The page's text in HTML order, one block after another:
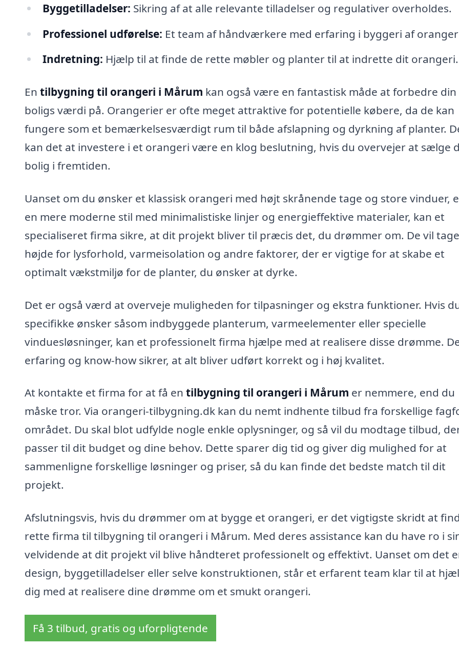
Byggetilladelser: Sikring af at alle relevante tilladelser og regulativer overholdes.
Professionel udførelse: Et team af håndværkere med erfaring i byggeri af
Indretning: Hjælp til at finde de rette møbler og planter til at indrette dit orangeri.
En tilbygning til orangeri i Mårum kan også være en fantastisk måde at forbedre din
boligs værdi på. Orangerier er ofte meget attraktive for potentielle købere, da de kan
fungere som et bemærkelsesværdigt rum til både afslapning og dyrkning af planter.
kan det at investere i et orangeri være en klog beslutning, hvis du overvejer at sælge
bolig i fremtiden.
Uanset om du ønsker et klassisk orangeri med højt skrånende tage og store vinduer,
en mere moderne stil med minimalistiske linjer og energieffektive materialer, kan et
specialiseret firma sikre, at dit projekt bliver til præcis det, du drømmer om. De vil tage
højde for lysforhold, varmeisolation og andre faktorer, der er vigtige for at skabe et
optimalt vækstmiljø for de planter, du ønsker at dyrke.
Det er også værd at overveje muligheden for tilpasninger og ekstra funktioner. Hvis
specifikke ønsker såsom indbyggede planterum, varmeelementer eller specielle
vinduesløsninger, kan et professionelt firma hjælpe med at realisere disse drømme.
erfaring og know-how sikrer, at alt bliver udført korrekt og i høj kvalitet.
At kontakte et firma for at få en tilbygning til orangeri i Mårum er nemmere, end du
måske tror. Via orangeri-tilbygning.dk kan du nemt indhente tilbud fra forskellige
området. Du skal blot udfylde nogle enkle oplysninger, og så vil du modtage tilbud,
passer til dit budget og dine behov. Dette sparer dig tid og giver dig mulighed for at
sammenligne forskellige løsninger og priser, så du kan finde det bedste match til dit
projekt.
Afslutningsvis, hvis du drømmer om at bygge et orangeri, er det vigtigste skridt at
rette firma til tilbygning til orangeri i Mårum. Med deres assistance kan du have ro i
velvidende at dit projekt vil blive håndteret professionelt og effektivt. Uanset om det
design, byggetilladelser eller selve konstruktionen, står et erfarent team klar til at
dig med at realisere dine drømme om et smukt orangeri.
Få 3 tilbud, gratis og uforpligtende